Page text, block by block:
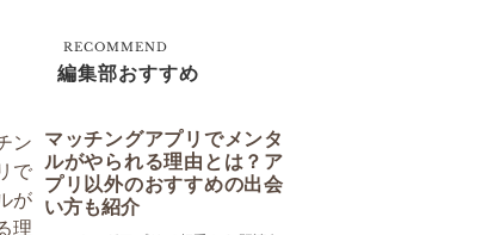
RECOMMEND
編集部おすすめ
マッチングアプリでメンタ
ルがやられる理由とは？ア
プリ以外のおすすめの出会
い方も紹介